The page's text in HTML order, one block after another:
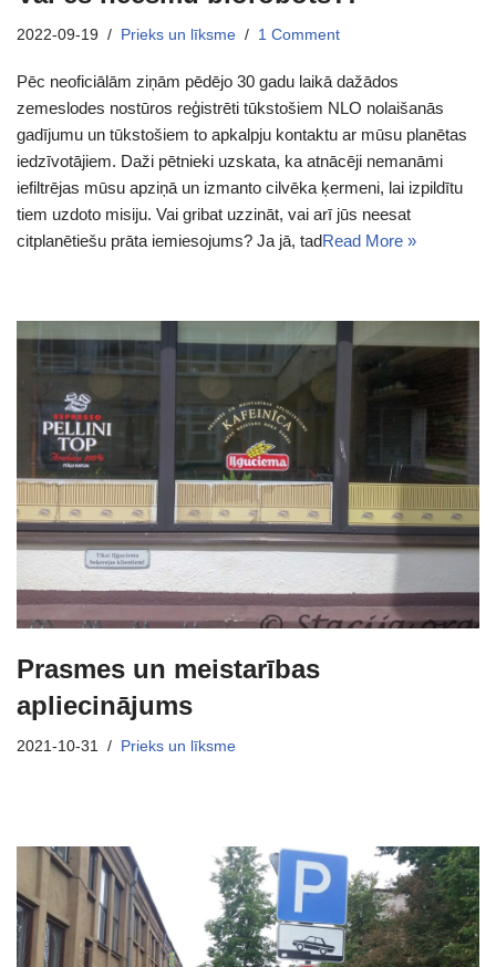
2022-09-19 Prieks un līksme 1 Comment
Pēc neoficiālām ziņām pēdējo 30 gadu laikā dažādos
zemeslodes nostūros reģistrēti tūkstošiem NLO nolaišanās
gadījumu un tūkstošiem to apkalpju kontaktu ar mūsu planētas
iedzīvotājiem. Daži pētnieki uzskata, ka atnācēji nemanāmi
iefiltrējas mūsu apziņā un izmanto cilvēka ķermeni, lai izpildītu
tiem uzdoto misiju. Vai gribat uzzināt, vai arī jūs neesat
citplanētiešu prāta iemiesojums? Ja jā, tadRead More »
Prasmes un meistarības
apliecinājums
2021-10-31 Prieks un līksme